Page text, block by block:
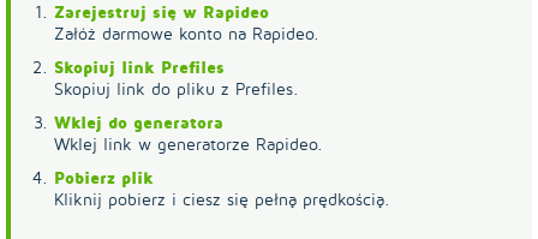
Zarejestruj się w Rapideo
Załóż darmowe konto na Rapideo.
Skopiuj link Prefiles
Skopiuj link do pliku z Prefiles.
Wklej do generatora
Wklej link w generatorze Rapideo.
Pobierz plik
Kliknij pobierz i ciesz się pełną prędkością.